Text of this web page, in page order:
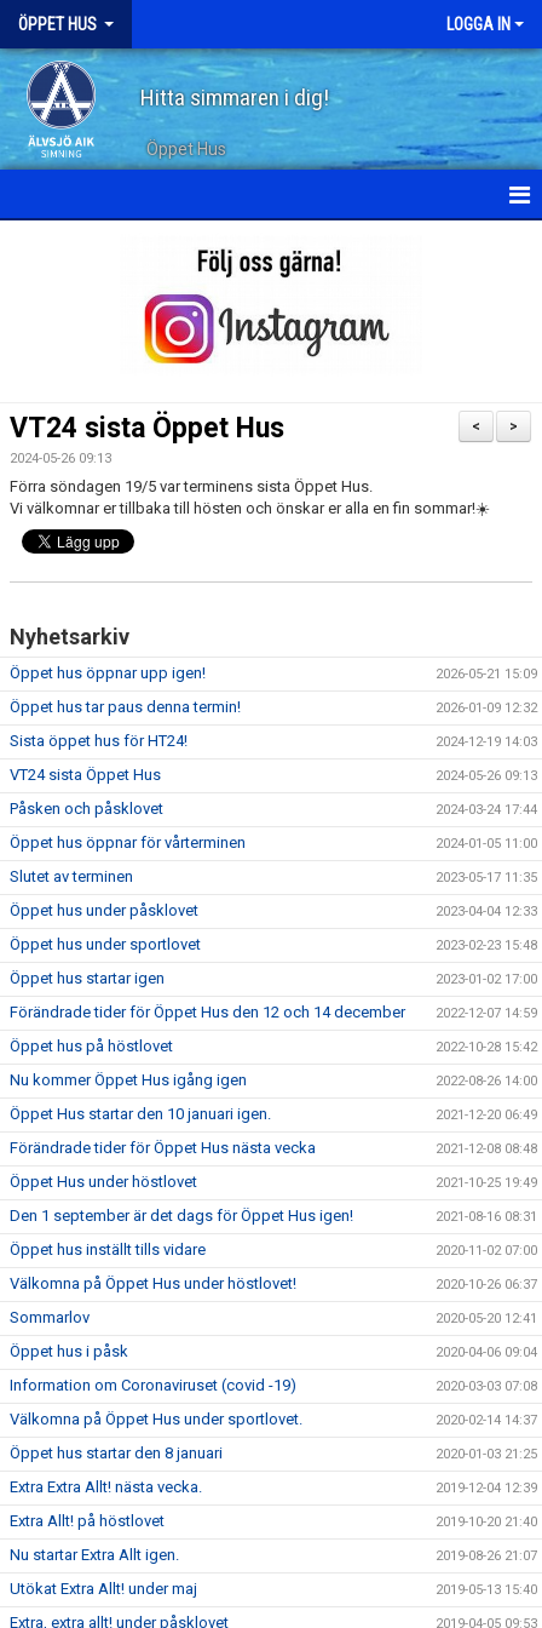
ÖPPET HUS LOGGA IN
Hitta simmaren i dig!
Öppet Hus
>
<
VT24 sista Öppet Hus
2024-05-26 09:13
Förra söndagen 19/5 var terminens sista Öppet Hus.
Vi välkomnar er tillbaka till hösten och önskar er alla en fin sommar!☀️
Nyhetsarkiv
Öppet hus öppnar upp igen! 2026-05-21 15:09
Öppet hus tar paus denna termin! 2026-01-09 12:32
Sista öppet hus för HT24! 2024-12-19 14:03
VT24 sista Öppet Hus 2024-05-26 09:13
Påsken och påsklovet 2024-03-24 17:44
Öppet hus öppnar för vårterminen 2024-01-05 11:00
Slutet av terminen 2023-05-17 11:35
Öppet hus under påsklovet 2023-04-04 12:33
Öppet hus under sportlovet 2023-02-23 15:48
Öppet hus startar igen 2023-01-02 17:00
Förändrade tider för Öppet Hus den 12 och 14 december 2022-12-07 14:59
Öppet hus på höstlovet 2022-10-28 15:42
Nu kommer Öppet Hus igång igen 2022-08-26 14:00
Öppet Hus startar den 10 januari igen. 2021-12-20 06:49
Förändrade tider för Öppet Hus nästa vecka 2021-12-08 08:48
Öppet Hus under höstlovet 2021-10-25 19:49
Den 1 september är det dags för Öppet Hus igen! 2021-08-16 08:31
Öppet hus inställt tills vidare 2020-11-02 07:00
Välkomna på Öppet Hus under höstlovet! 2020-10-26 06:37
Sommarlov 2020-05-20 12:41
Öppet hus i påsk 2020-04-06 09:04
Information om Coronaviruset (covid -19) 2020-03-03 07:08
Välkomna på Öppet Hus under sportlovet. 2020-02-14 14:37
Öppet hus startar den 8 januari 2020-01-03 21:25
Extra Extra Allt! nästa vecka. 2019-12-04 12:39
Extra Allt! på höstlovet 2019-10-20 21:40
Nu startar Extra Allt igen. 2019-08-26 21:07
Utökat Extra Allt! under maj 2019-05-13 15:40
Extra, extra allt! under påsklovet 2019-04-05 09:53